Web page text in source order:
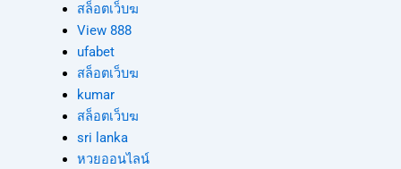
สล็อตเว็บฆ
View 888
ufabet
สล็อตเว็บฆ
kumar
สล็อตเว็บฆ
sri lanka
หวยออนไลน์